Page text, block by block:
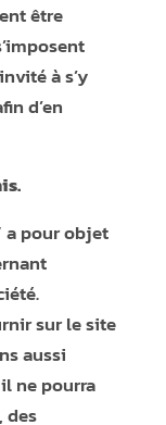
être
à s’y
d’en
a pour objet
sur le site
aussi
ne pourra
des